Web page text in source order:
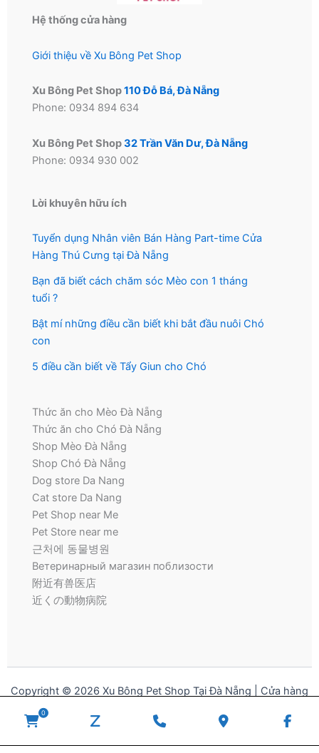
Hệ thống cửa hàng
Giới thiệu về Xu Bông Pet Shop
Xu Bông Pet Shop110 Đỗ Bá, Đà Nẵng
Phone: 0934 894 634
Xu Bông Pet Shop32 Trần Văn Dư, Đà Nẵng
Phone: 0934 930 002
Lời khuyên hữu ích
Tuyển dụng Nhân viên Bán Hàng Part-time Cửa
Hàng Thú Cưng tại Đà Nẵng
Bạn đã biết cách chăm sóc Mèo con 1 tháng
tuổi ?
Bật mí những điều cần biết khi bắt đầu nuôi Chó
con
5 điều cần biết về Tẩy Giun cho Chó
Thức ăn cho Mèo Đà Nẵng
Thức ăn cho Chó Đà Nẵng
Shop Mèo Đà Nẵng
Shop Chó Đà Nẵng
Dog store Da Nang
Cat store Da Nang
Pet Shop near Me
Pet Store near me
근처에 동물병원
Ветеринарный магазин поблизости
附近有兽医店
近くの動物病院
Copyright © 2026 Xu Bông Pet Shop Tại Đà Nẵng | Cửa hàng
0
WooCommerce
Cart
Number
Maps